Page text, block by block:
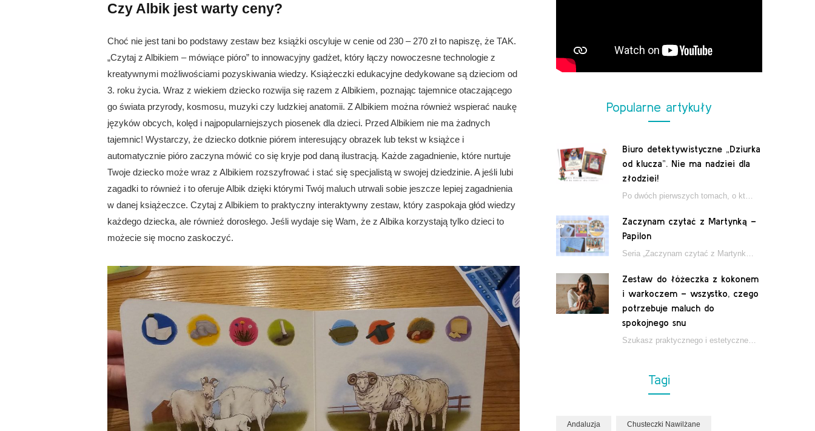
Czy Albik jest warty ceny?
Choć nie jest tani bo podstawy zestaw bez książki oscyluje w cenie od 230 – 270 zł to napiszę, że TAK.
„Czytaj z Albikiem – mówiące pióro” to innowacyjny gadżet, który łączy nowoczesne technologie z
kreatywnymi możliwościami pozyskiwania wiedzy. Książeczki edukacyjne dedykowane są dzieciom od
3. roku życia. Wraz z wiekiem dziecko rozwija się razem z Albikiem, poznając tajemnice otaczającego
go świata przyrody, kosmosu, muzyki czy ludzkiej anatomii. Z Albikiem można również wspierać naukę
języków obcych, kolęd i najpopularniejszych piosenek dla dzieci. Przed Albikiem nie ma żadnych
tajemnic! Wystarczy, że dziecko dotknie piórem interesujący obrazek lub tekst w książce i
automatycznie pióro zaczyna mówić co się kryje pod daną ilustracją. Każde zagadnienie, które nurtuje
Twoje dziecko może wraz z Albikiem rozszyfrować i stać się specjalistą w swojej dziedzinie. A jeśli lubi
zagadki to również i to oferuje Albik dzięki którymi Twój maluch utrwali sobie jeszcze lepiej zagadnienia
w danej książeczce. Czytaj z Albikiem to praktyczny interaktywny zestaw, który zaspokaja głód wiedzy
każdego dziecka, ale również dorosłego. Jeśli wydaje się Wam, że z Albika korzystają tylko dzieci to
możecie się mocno zaskoczyć.
Popularne artykuły
Biuro detektywistyczne „Dziurka
od klucza”. Nie ma nadziei dla
złodziei!
Zaczynam czytać z Martynką –
Papilon
Zestaw do łóżeczka z kokonem
i warkoczem – wszystko, czego
potrzebuje maluch do
spokojnego snu
Tagi
Andaluzja Chusteczki Nawilżane